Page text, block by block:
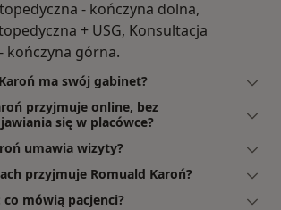
- kończyna dolna,
+ USG, Konsultacja
kończyna górna.
ma swój gabinet?
przyjmuje online, bez
się w placówce?
umawia wizyty?
przyjmuje Romuald Karoń?
mówią pacjenci?